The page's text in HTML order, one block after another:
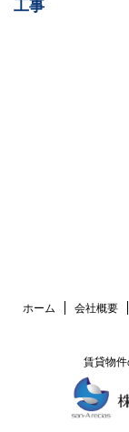
工事
ホーム 会社概要
賃貸物